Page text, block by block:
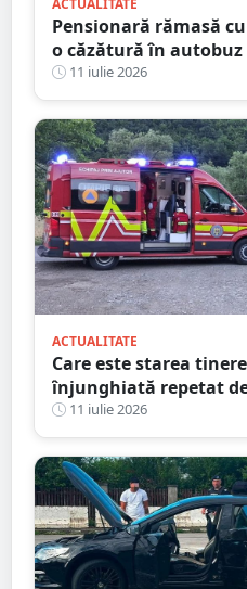
ACTUALITATE
Pensionară rămasă
o căzătură în
Transurban
11 iulie 2026
ACTUALITATE
Care este starea
înjunghiată repetat
cuțitul în piept, pe
11 iulie 2026